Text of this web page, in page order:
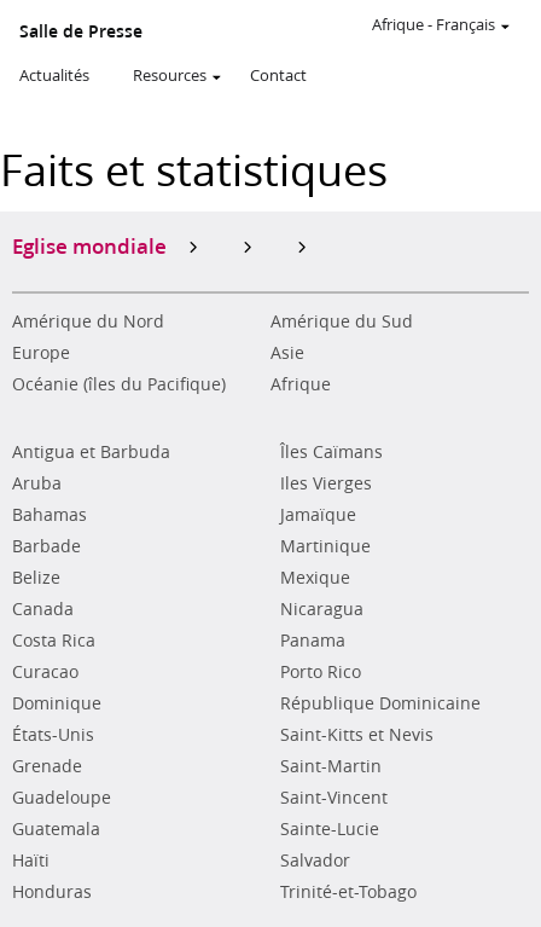
Salle de Presse
Actualités Resources Contact
Afrique- Français
Faits et statistiques
Eglise mondiale
Amérique du Nord
Amérique du Sud
Europe
Asie
Océanie (îles du Pacifique)
Afrique
Antigua et Barbuda
Aruba
Bahamas
Barbade
Belize
Canada
Costa Rica
Curacao
Dominique
États-Unis
Grenade
Guadeloupe
Guatemala
Haïti
Honduras
Îles Caïmans
Iles Vierges
Jamaïque
Martinique
Mexique
Nicaragua
Panama
Porto Rico
République Dominicaine
Saint-Kitts et Nevis
Saint-Martin
Saint-Vincent
Sainte-Lucie
Salvador
Trinité-et-Tobago